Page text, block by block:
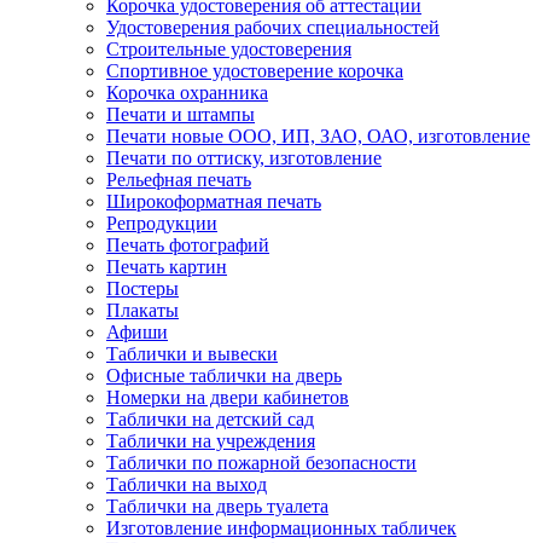
Корочка удостоверения об аттестации
Удостоверения рабочих специальностей
Строительные удостоверения
Спортивное удостоверение корочка
Корочка охранника
Печати и штампы
Печати новые ООО, ИП, ЗАО, ОАО, изготовление
Печати по оттиску, изготовление
Рельефная печать
Широкоформатная печать
Репродукции
Печать фотографий
Печать картин
Постеры
Плакаты
Афиши
Таблички и вывески
Офисные таблички на дверь
Номерки на двери кабинетов
Таблички на детский сад
Таблички на учреждения
Таблички по пожарной безопасности
Таблички на выход
Таблички на дверь туалета
Изготовление информационных табличек